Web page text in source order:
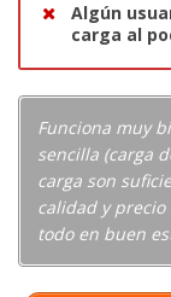
Algún
carga al
Funciona muy
sencilla (carga
carga son
calidad y
todo en buen